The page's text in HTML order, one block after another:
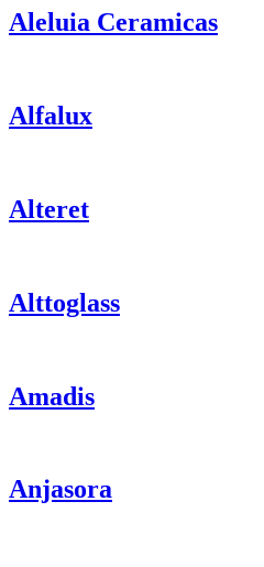
Aleluia Ceramicas
Alfalux
Alteret
Alttoglass
Amadis
Anjasora